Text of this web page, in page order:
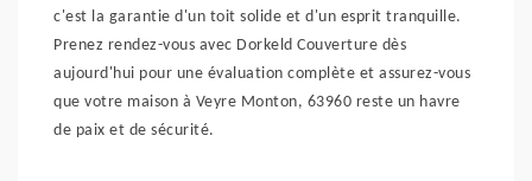
c'est la garantie d'un toit solide et d'un esprit tranquille.
Prenez rendez-vous avec Dorkeld Couverture dès
aujourd'hui pour une évaluation complète et assurez-vous
que votre maison à Veyre Monton, 63960 reste un havre
de paix et de sécurité.